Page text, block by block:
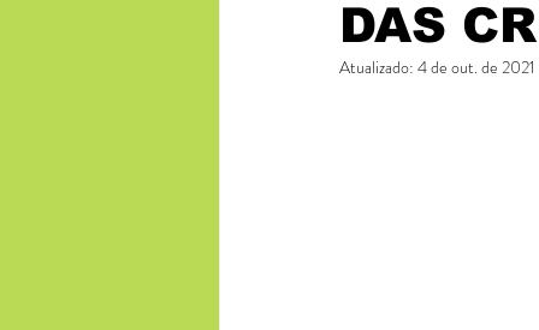
DAS
Atualizado: 4 de out. de 2021